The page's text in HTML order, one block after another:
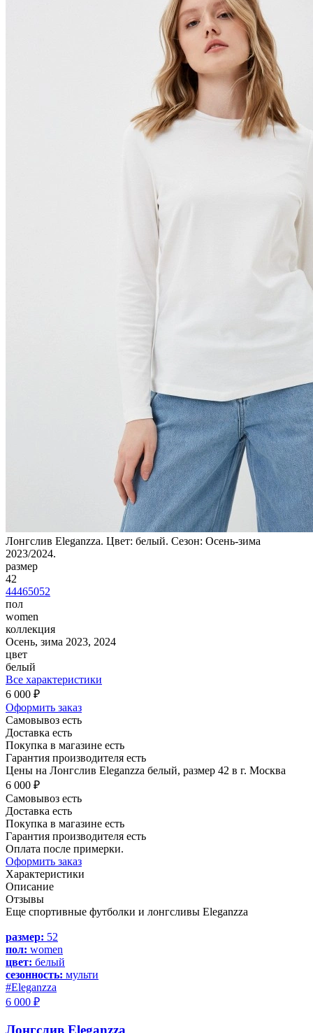
Лонгслив Eleganzza. Цвет: белый. Сезон: Осень-зима
2023/2024.
размер
42
44465052
пол
women
коллекция
Осень, зима 2023, 2024
цвет
белый
Все характеристики
6 000 ₽
Оформить заказ
Самовывоз есть
Доставка есть
Покупка в магазине есть
Гарантия производителя есть
Цены на Лонгслив Eleganzza белый, размер 42 в г. Москва
6 000 ₽
Самовывоз есть
Доставка есть
Покупка в магазине есть
Гарантия производителя есть
Оплата после примерки.
Оформить заказ
Характеристики
Описание
Отзывы
Еще спортивные футболки и лонгсливы Eleganzza
размер: 52
пол: women
цвет: белый
сезонность: мульти
#Eleganzza
6 000 ₽
Лонгслив Eleganzza